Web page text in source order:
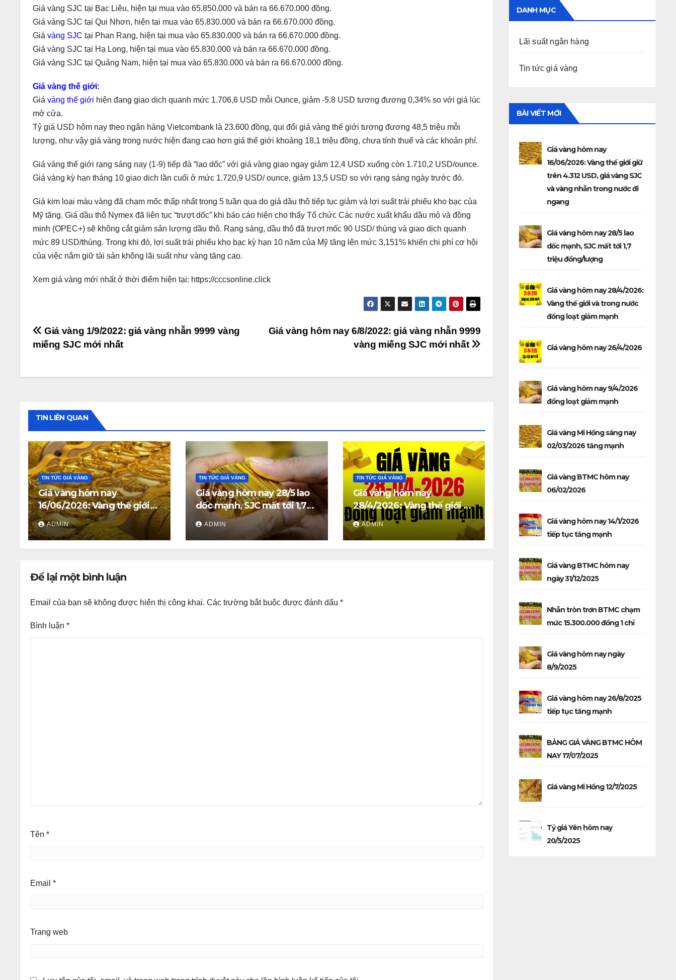
Giá vàng SJC tại Bạc Liêu, hiện tại mua vào 65.850.000 và bán ra 66.670.000 đồng.
Giá vàng SJC tại Qui Nhơn, hiện tại mua vào 65.830.000 và bán ra 66.670.000 đồng.
Giá vàng SJC tại Phan Rang, hiện tại mua vào 65.830.000 và bán ra 66.670.000 đồng.
Giá vàng SJC tại Hạ Long, hiện tại mua vào 65.830.000 và bán ra 66.670.000 đồng.
Giá vàng SJC tại Quảng Nam, hiện tại mua vào 65.830.000 và bán ra 66.670.000 đồng.
Giá vàng thế giới:
Giá vàng thế giới hiện đang giao dịch quanh mức 1.706,6 USD mỗi Ounce, giảm -5.8 USD tương đương 0,34% so với giá lúc
mở cửa.
Tỷ giá USD hôm nay theo ngân hàng Vietcombank là 23.600 đồng, qui đổi giá vàng thế giới tương đương 48,5 triệu mỗi
lượng, như vậy giá vàng trong nước hiện đang cao hơn giá thế giới khoảng 18,1 triệu đồng, chưa tính thuế và các khoản phí.
Giá vàng thế giới rạng sáng nay (1-9) tiếp đà “lao dốc” với giá vàng giao ngay giảm 12,4 USD xuống còn 1.710,2 USD/ounce.
Giá vàng kỳ hạn tháng 10 giao dịch lần cuối ở mức 1.720,9 USD/ ounce, giảm 13,5 USD so với rạng sáng ngày trước đó.
Giá kim loại màu vàng đã chạm mốc thấp nhất trong 5 tuần qua do giá dầu thô tiếp tục giảm và lợi suất trái phiếu kho bạc của
Mỹ tăng. Giá dầu thô Nymex đã liên tục “trượt dốc” khi báo cáo hiện cho thấy Tổ chức Các nước xuất khẩu dầu mỏ và đồng
minh (OPEC+) sẽ không cắt giảm sản lượng dầu thô. Rạng sáng, dầu thô đã trượt mốc 90 USD/ thùng và giao dịch quanh
mức 89 USD/thùng. Trong khi đó, lợi suất trái phiếu kho bạc kỳ hạn 10 năm của Mỹ tăng lên mức 3,151% khiến chi phí cơ hội
của việc nắm giữ tài sản không lãi suất như vàng tăng cao.
Xem giá vàng mới nhất ở thời điểm hiện tại: https://cccsonline.click
Điều
hướng
viết
Giá vàng hôm nay 6/8/2022: giá vàng nhẫn 9999
vàng miếng SJC mới nhất
Giá vàng 1/9/2022: giá vàng nhẫn 9999 vàng
miếng SJC mới nhất
TIN LIÊN QUAN
TIN TỨC GIÁ VÀNG
Giá vàng hôm nay
16/06/2026: Vàng thế giới
giữ trên 4.312 USD, giá vàng
SJC và vàng nhẫn trong
nước đi ngang
ADMIN
TIN TỨC GIÁ VÀNG
Giá vàng hôm nay 28/5 lao
dốc mạnh, SJC mất tới 1,7
triệu đồng/lượng
ADMIN
TIN TỨC GIÁ VÀNG
Giá vàng hôm nay
28/4/2026: Vàng thế giới và
trong nước đồng loạt giảm
mạnh
ADMIN
Để lại một bình luận
Email của bạn sẽ không được hiển thị công khai. Các trường bắt buộc được đánh dấu *
Bình luận *
Tên *
Email *
Trang web
DANH MỤC
Lãi suất ngân hàng
Tin tức giá vàng
BÀI VIẾT MỚI
Giá vàng hôm nay
16/06/2026: Vàng thế giới giữ
trên 4.312 USD, giá vàng SJC
và vàng nhẫn trong nước đi
ngang
Giá vàng hôm nay 28/5 lao
dốc mạnh, SJC mất tới 1,7
triệu đồng/lượng
Giá vàng hôm nay 28/4/2026:
Vàng thế giới và trong nước
đồng loạt giảm mạnh
Giá vàng hôm nay 26/4/2026
Giá vàng hôm nay 9/4/2026
đồng loạt giảm mạnh
Giá vàng Mi Hồng sáng nay
02/03/2026 tăng mạnh
Giá vàng BTMC hôm nay
06/02/2026
Giá vàng hôm nay 14/1/2026
tiếp tục tăng mạnh
Giá vàng BTMC hôm nay
ngày 31/12/2025
Nhẫn tròn trơn BTMC chạm
mức 15.300.000 đồng 1 chỉ
Giá vàng hôm nay ngày
8/9/2025
Giá vàng hôm nay 26/8/2025
tiếp tục tăng mạnh
BẢNG GIÁ VÀNG BTMC HÔM
NAY 17/07/2025
Giá vàng Mi Hồng 12/7/2025
Tỷ giá Yên hôm nay
20/5/2025